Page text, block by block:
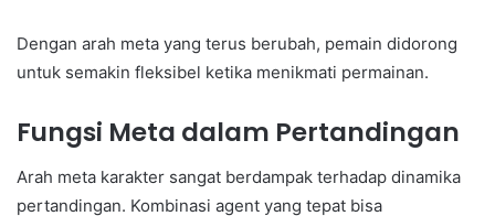
Dengan arah meta yang terus berubah, pemain didorong
untuk semakin fleksibel ketika menikmati permainan.
Fungsi Meta dalam Pertandingan
Arah meta karakter sangat berdampak terhadap dinamika
pertandingan. Kombinasi agent yang tepat bisa